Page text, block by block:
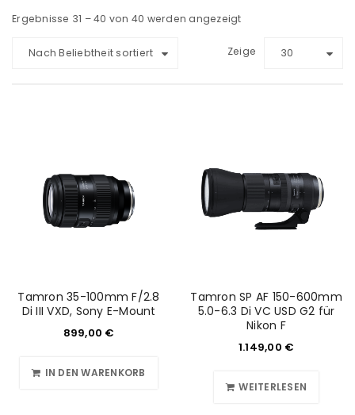
Ergebnisse 31 – 40 von 40 werden angezeigt
Nach Beliebtheit sortiert Zeige 30
Tamron 35-100mm F/2.8
Di III VXD, Sony E-Mount
899,00 €
IN DEN WARENKORB
Tamron SP AF 150-600mm
5.0-6.3 Di VC USD G2 für
Nikon F
1.149,00 €
WEITERLESEN